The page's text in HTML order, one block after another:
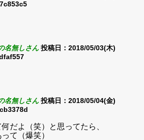
名無しさん 投稿日：2018/05/03(木)
名無しさん 投稿日：2018/05/04(金)
だよ（笑）と思ってたら、
て（爆笑）